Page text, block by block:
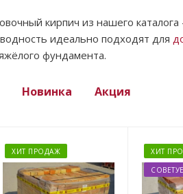
кирпич из нашего
идеально подходят для
фундамента.
Новинка Акция
ХИТ ПРОДАЖ
ХИТ